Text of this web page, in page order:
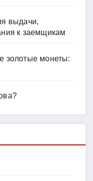
выдачи,
к заемщикам
золотые монеты: